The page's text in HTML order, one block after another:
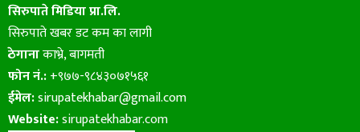
सिरुपाते मिडिया प्रा.लि.
सिरुपाते खबर डट कम का लागी
ठेगानाकाभ्रे, बागमती
फोन नं.:+९७७-९८४३०७१५६१
ईमेल:sirupatekhabar@gmail.com
Website:sirupatekhabar.com